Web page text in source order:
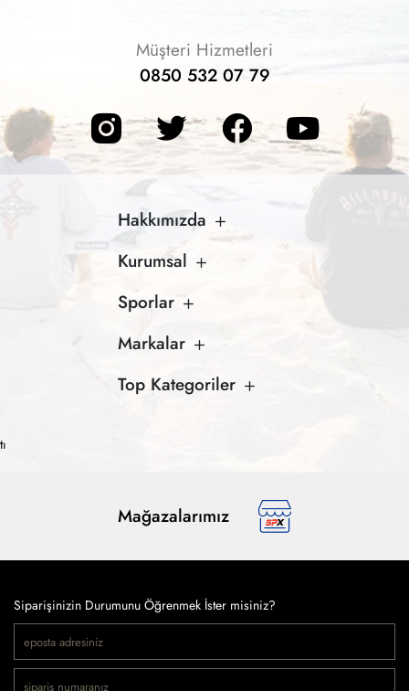
Müşteri Hizmetleri
0850 532 07 79
Hakkımızda
Kurumsal
Sporlar
Markalar
Top Kategoriler
Mağazalarımız
Siparişinizin Durumunu Öğrenmek İster misiniz?